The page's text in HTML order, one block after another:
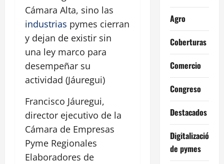
Cámara Alta, sino las
industrias pymes cierran
y dejan de existir sin
una ley marco para
desempeñar su
actividad (Jáuregui)
Francisco Jáuregui,
director ejecutivo de la
Cámara de Empresas
Pyme Regionales
Elaboradores de
Agro
Coberturas
Comercio
Congreso
Destacados
Digitalización
de pymes